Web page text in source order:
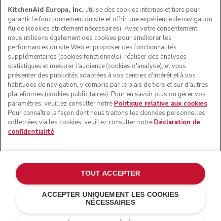
Économies de
© KitchenAid 2026 - Tous droits réservés. KitchenAid et la
forme du robot pâtissier multifonction sont des marques
commerciales aux États-Unis et ailleurs.
Politique en matière de cookies
Autres pays
Résolution des litiges en ligne
KitchenAid Europa, Inc. utilise des cookies internes et tiers pour
garantir le fonctionnement du site et offrir une expérience de navigation
fluide (cookies strictement nécessaires). Avec votre consentement,
nous utilisons également des cookies pour améliorer les
performances du site Web et proposer des fonctionnalités
supplémentaires (cookies fonctionnels), réaliser des analyses
statistiques et mesurer l'audience (cookies d'analyse), et vous
présenter des publicités adaptées à vos centres d'intérêt et à vos
habitudes de navigation, y compris par le biais de tiers et sur d'autres
plateformes (cookies publicitaires). Pour en savoir plus ou gérer vos
paramètres, veuillez consulter notre Politique relative aux cookies.
Pour connaître la façon dont nous traitons les données personnelles
collectées via les cookies, veuillez consulter notre Déclaration de
confidentialité.
ACCEPTER UNIQUEMENT LES COOKIES
NÉCESSAIRES
TOUT ACCEPTER